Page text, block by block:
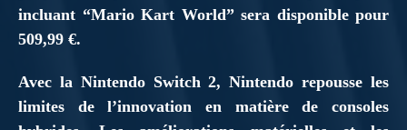
incluant “Mario Kart World” sera disponible pour
509,99 €.
Avec la Nintendo Switch 2, Nintendo repousse les
limites de l’innovation en matière de consoles